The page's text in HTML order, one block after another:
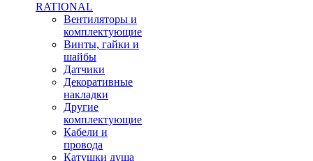
RATIONAL
Вентиляторы и
комплектующие
Винты, гайки и
шайбы
Датчики
Декоративные
накладки
Другие
комплектующие
Кабели и
провода
Катушки душа